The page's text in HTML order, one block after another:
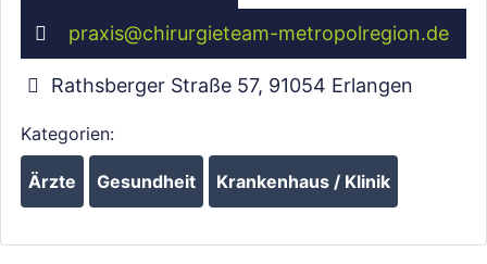
Wird geladen …
praxis@chirurgieteam-metropolregion.de
Rathsberger Straße 57, 91054 Erlangen
Kategorien:
Ärzte Gesundheit Krankenhaus / Klinik